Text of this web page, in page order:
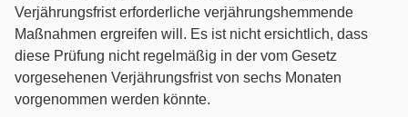
Kündigungsschutzrecht
Maklerrecht
Verjährungsfrist erforderliche verjährungshemmende
Maßnahmen ergreifen will. Es ist nicht ersichtlich, dass
diese Prüfung nicht regelmäßig in der vom Gesetz
vorgesehenen Verjährungsfrist von sechs Monaten
vorgenommen werden könnte.